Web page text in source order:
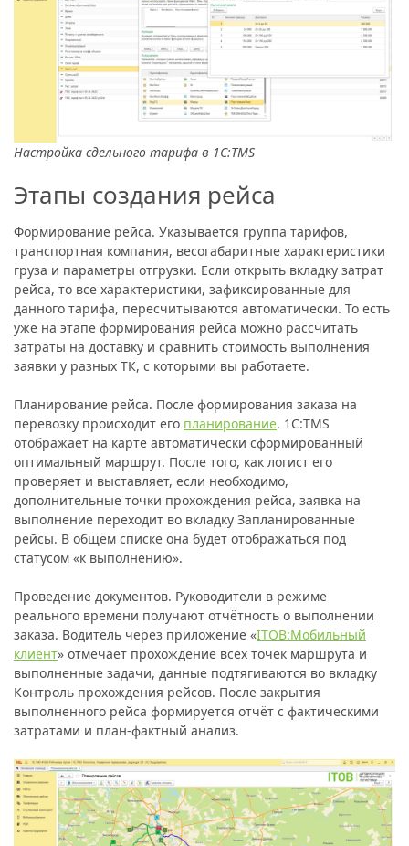
Настройка сдельного тарифа в 1С:TMS
Этапы создания рейса
Формирование рейса. Указывается группа тарифов,
транспортная компания, весогабаритные характеристики
груза и параметры отгрузки. Если открыть вкладку затрат
рейса, то все характеристики, зафиксированные для
данного тарифа, пересчитываются автоматически. То есть
уже на этапе формирования рейса можно рассчитать
затраты на доставку и сравнить стоимость выполнения
заявки у разных ТК, с которыми вы работаете.
Планирование рейса. После формирования заказа на
перевозку происходит его планирование. 1С:TMS
отображает на карте автоматически сформированный
оптимальный маршрут. После того, как логист его
проверяет и выставляет, если необходимо,
дополнительные точки прохождения рейса, заявка на
выполнение переходит во вкладку Запланированные
рейсы. В общем списке она будет отображаться под
статусом «к выполнению».
Проведение документов. Руководители в режиме
реального времени получают отчётность о выполнении
заказа. Водитель через приложение «ITOB:Мобильный
клиент» отмечает прохождение всех точек маршрута и
выполненные задачи, данные подтягиваются во вкладку
Контроль прохождения рейсов. После закрытия
выполненного рейса формируется отчёт с фактическими
затратами и план-фактный анализ.